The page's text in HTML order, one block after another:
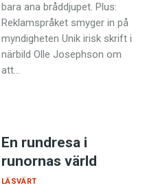
bara ana bråddjupet. Plus:
Reklamspråket smyger in på
myndigheten Unik irisk skrift i
närbild Olle Josephson om
att…
En rundresa i
runornas värld
LÄSVÄRT